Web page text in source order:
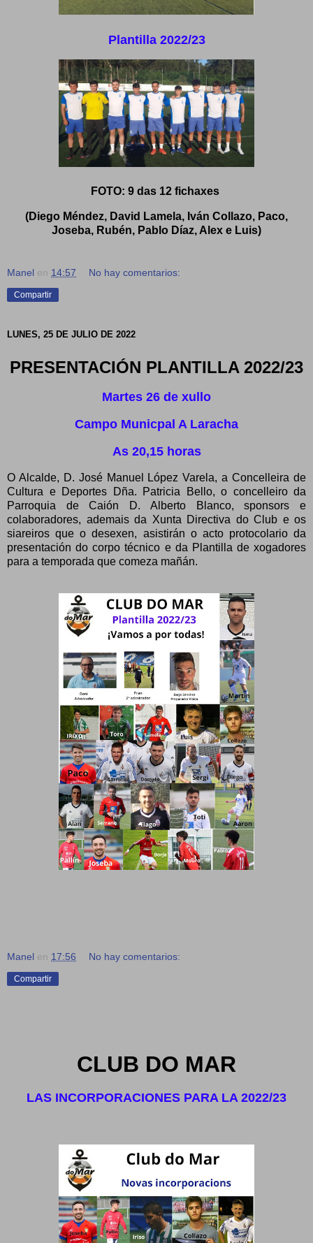
Plantilla 2022/23
FOTO: 9 das 12 fichaxes
(Diego Méndez, David Lamela, Iván Collazo, Paco,
Joseba, Rubén, Pablo Díaz, Alex e Luis)
Manel en 14:57 No hay comentarios:
Compartir
LUNES, 25 DE JULIO DE 2022
PRESENTACIÓN PLANTILLA 2022/23
Martes 26 de xullo
Campo Municpal A Laracha
As 20,15 horas
O Alcalde, D. José Manuel López Varela, a Concelleira de
Cultura e Deportes Dña. Patricia Bello, o concelleiro da
Parroquia de Caión D. Alberto Blanco, sponsors e
colaboradores, ademais da Xunta Directiva do Club e os
siareiros que o desexen, asistirán o acto protocolario da
presentación do corpo técnico e da Plantilla de xogadores
para a temporada que comeza mañán.
Manel en 17:56 No hay comentarios:
Compartir
CLUB DO MAR
LAS INCORPORACIONES PARA LA 2022/23